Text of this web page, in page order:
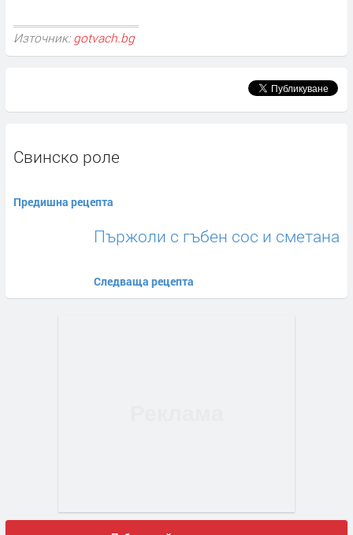
Източник: gotvach.bg
Свинско роле
Предишна рецепта
Пържоли с гъбен сос и сметана
Следваща рецепта